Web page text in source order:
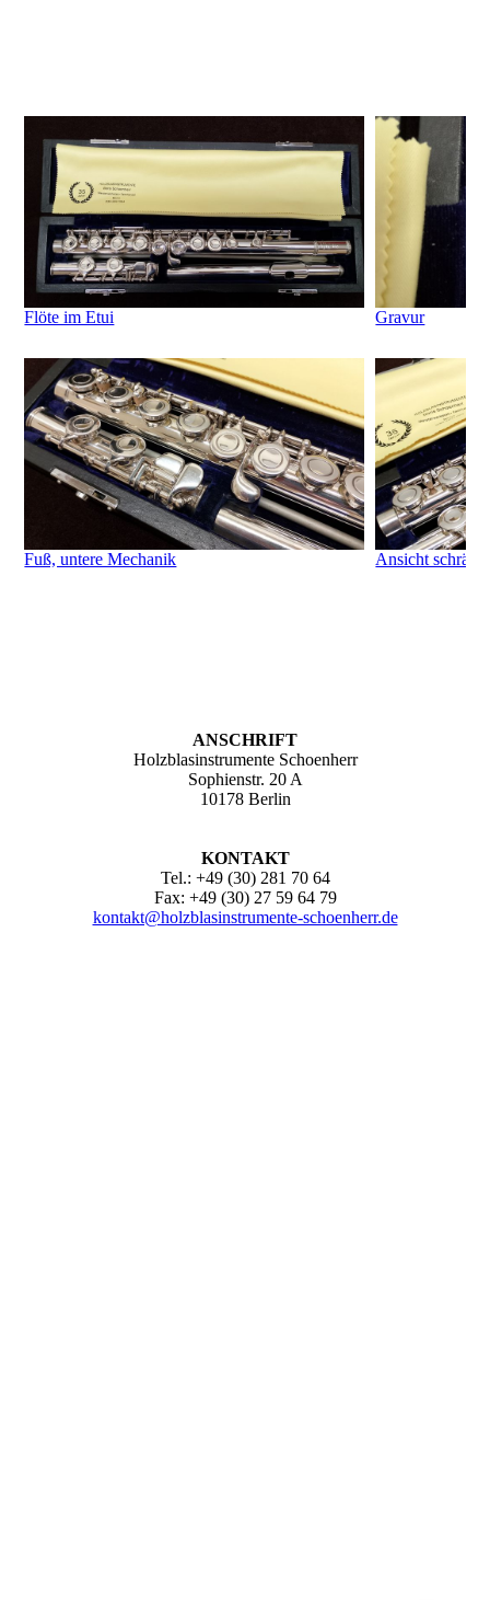
Flöte im Etui Gravur
Fuß, untere Mechanik Ansicht schräg
ANSCHRIFT
Holzblasinstrumente Schoenherr
Sophienstr. 20 A
10178 Berlin
KONTAKT
Tel.: +49 (30) 281 70 64
Fax: +49 (30) 27 59 64 79
kontakt@holzblasinstrumente-schoenherr.de